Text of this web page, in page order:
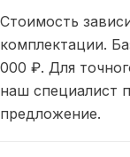
Стоимость
комплектации.
000 ₽. Для
наш специалист
предложение.